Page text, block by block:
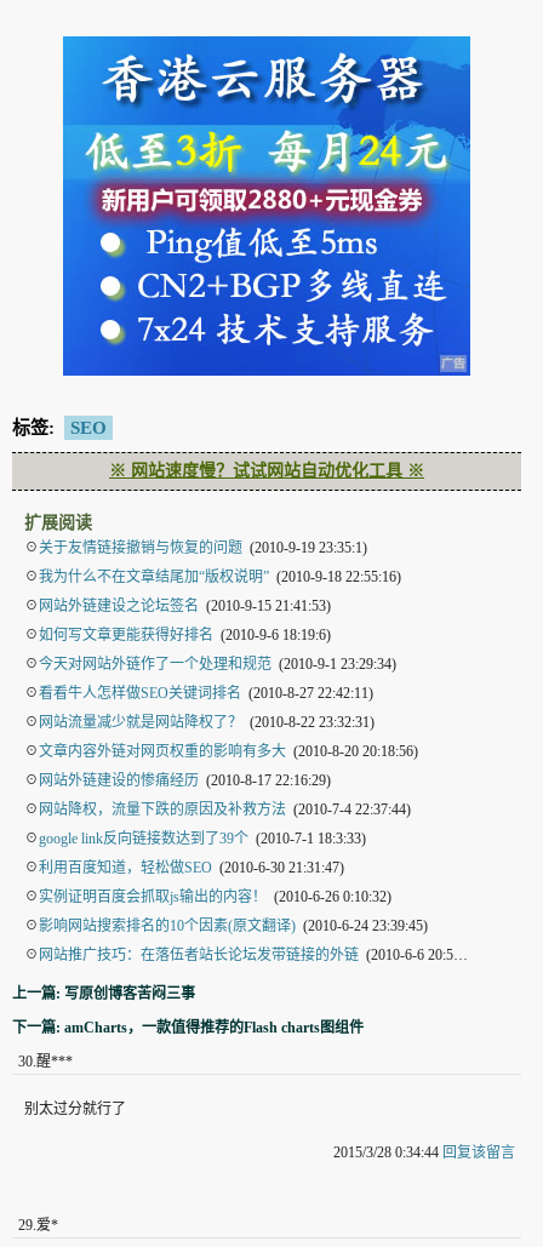
标签: SEO
※ 网站速度慢？试试网站自动优化工具 ※
扩展阅读
☉关于友情链接撤销与恢复的问题 (2010-9-19 23:35:1)
☉我为什么不在文章结尾加“版权说明” (2010-9-18 22:55:16)
☉ 网站外链建设之论坛签名 (2010-9-15 21:41:53)
☉如何写文章更能获得好排名 (2010-9-6 18:19:6)
☉今天对网站外链作了一个处理和规范 (2010-9-1 23:29:34)
☉看看牛人怎样做SEO关键词排名 (2010-8-27 22:42:11)
☉ 网站流量减少就是网站降权了？
(2010-8-22 23:32:31)
☉文章内容外链对网页权重的影响有多大 (2010-8-20 20:18:56)
☉ 网站外链建设的惨痛经历 (2010-8-17 22:16:29)
☉ 网站降权，流量下跌的原因及补救方法 (2010-7-4 22:37:44)
☉google link反向链接数达到了39个 (2010-7-1 18:3:33)
☉利用百度知道，轻松做SEO (2010-6-30 21:31:47)
☉实例证明百度会抓取js输出的内容！
(2010-6-26 0:10:32)
☉影响网站搜索排名的10个因素(原文翻译) (2010-6-24 23:39:45)
☉ 网站推广技巧：在落伍者站长论坛发带链接的外链 (2010-6-6 20:56:20)
上一篇: 写原创博客苦闷三事
下一篇: amCharts，一款值得推荐的Flash charts图组件
30.醒***
别太过分就行了
2015/3/28 0:34:44 回复该留言
29.爱*